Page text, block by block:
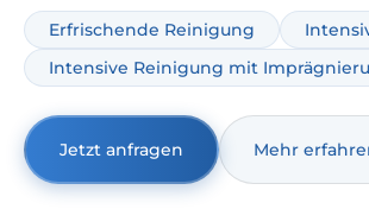
Gerüchen und Flecken. Ideal, wenn Sie
professionell reinigen lassen möchten
Extras und mit klarer Dokumentation.
Erfrischende Reinigung
Intensive Reinigung mit
Jetzt anfragen Mehr